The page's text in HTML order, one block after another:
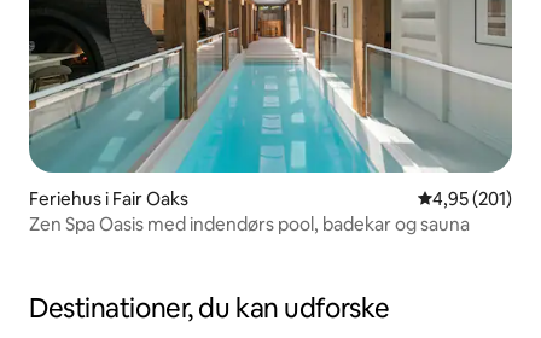
Feriehus i Fair Oaks 4,95 ud af 5 i
4,95 (201)
Zen Spa Oasis med indendørs pool, badekar og sauna
Destinationer, du kan udforske